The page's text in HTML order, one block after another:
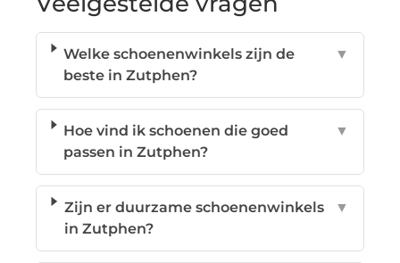
Welke schoenenwinkels zijn de
beste in Zutphen?
▼
Hoe vind ik schoenen die goed
passen in Zutphen?
▼
Zijn er duurzame schoenenwinkels
in Zutphen?
▼